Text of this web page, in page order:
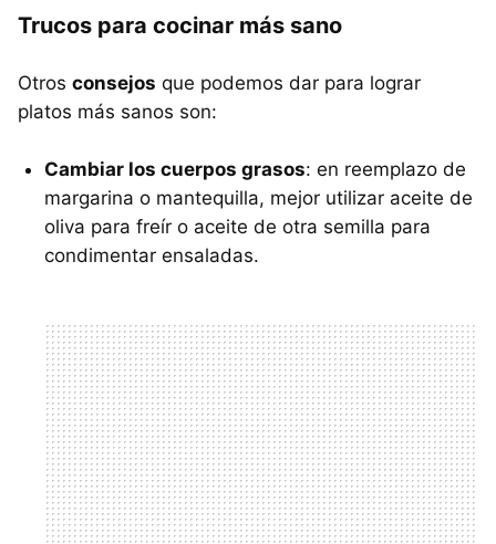
Trucos para cocinar más sano
Otros consejos que podemos dar para lograr
platos más sanos son:
Cambiar los cuerpos grasos: en reemplazo de
margarina o mantequilla, mejor utilizar aceite de
oliva para freír o aceite de otra semilla para
condimentar ensaladas.